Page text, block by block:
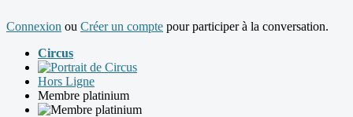
Connexion ou Créer un compte pour participer à la conversation.
Circus
Hors Ligne
Membre platinium